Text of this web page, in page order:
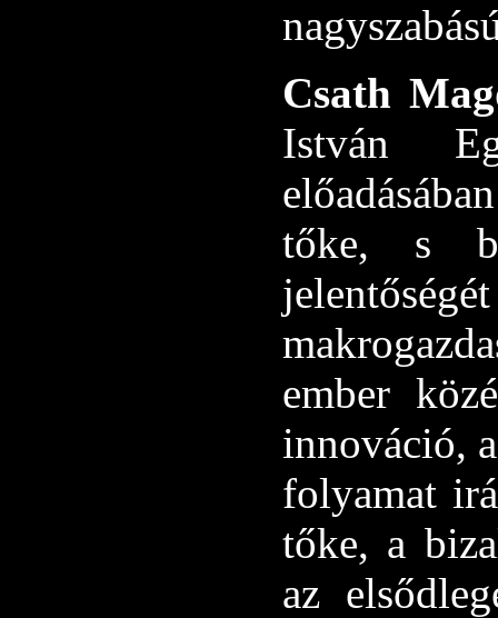
Csath
István
tőke, s
ember
innováció,
folyamat
tőke, a
az